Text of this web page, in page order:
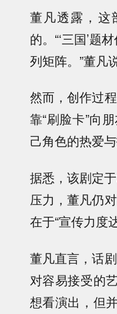
董凡透露，这
的。“‘三国’题
列矩阵。”董凡说
然而，创作过
靠“刷脸卡”向
己角色的热爱
据悉，该剧定
压力，董凡仍
在于“宣传力度
董凡直言，话
对容易接受的
想看演出，但